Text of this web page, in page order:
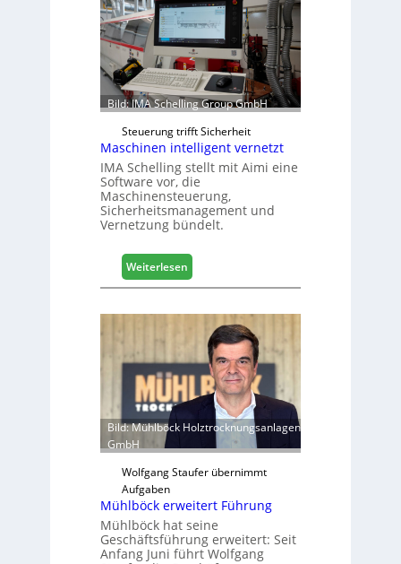
h
r
e
S
C
M
D
e
u
t
s
c
h
l
n
d
Bild: IMA Schelling Group GmbH
Steuerung trifft Sicherheit
Maschinen intelligent vernetzt
IMA Schelling stellt mit Aimi eine
Software vor, die
Maschinensteuerung,
Sicherheitsmanagement und
Vernetzung bündelt.
Weiterlesen:
M
s
i
e
i
n
t
l
l
i
g
Bild: Mühlböck Holztrocknungsanlagen
GmbH
Wolfgang Staufer übernimmt
Aufgaben
Mühlböck erweitert Führung
Mühlböck hat seine
Geschäftsführung erweitert: Seit
Anfang Juni führt Wolfgang